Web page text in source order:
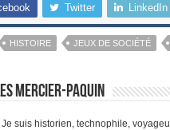
Twitter LinkedIn
HISTOIRE JEUX DE SOCIÉTÉ
Mercier-Paquin
Je suis historien, technophile,